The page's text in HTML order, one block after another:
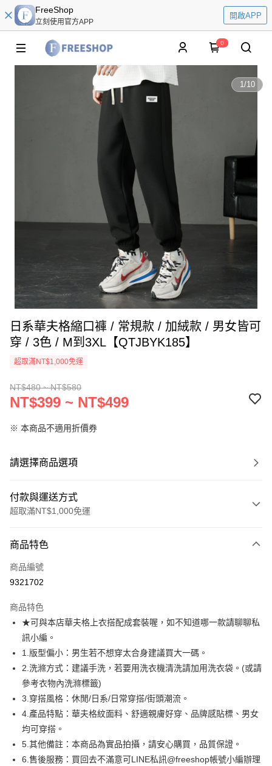
FreeShop
立刻使用官方APP
開啟APP
0
1/10
日系華夫格縮口褲 / 常規款 / 加絨款 / 男女皆可
穿 / 3色 / M到3XL【QTJBYK185】
超取滿NT$1,000免運
NT$480 ~ NT$580
NT$399 ~ NT$499
※ 本商品不適用折價券
請選擇商品選項
付款與運送方式
超取滿NT$1,000免運
信用卡一次付款
超商取貨付款
Apple Pay
街口支付
悠遊付
ATM付款
運送方式
每筆NT$80，滿NT$1,000(含以上)免運費
商品特色
商品編號
9321702
商品特色
★可與本店華夫格上衣搭配成套裝喔，如不知道哪一款請聊聊私
訊小編。
1.版型偏小：男生若不想穿太合身建議買大一碼。
2.洗滌方式：建議手洗，若要用洗衣機清洗請加用洗衣袋。(或請
參考衣物內洗滌標籤)
3.穿搭風格：休閒/日系/日常穿搭/街頭潮流。
4.產品特點：華夫格紋面料、舒適親膚好穿、品牌感貼標、男女
均可穿搭。
5.其他備註：本商品為實品拍攝，請安心購買，品質保證。
6.售後服務：買回去不滿意可LINE私訊@freeshop帳號小編辦理